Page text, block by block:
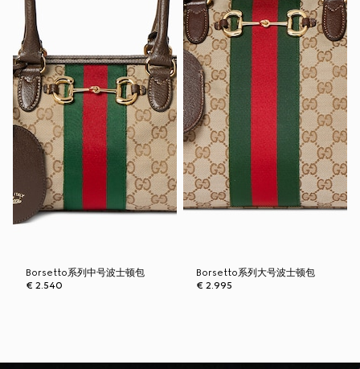
Borsetto系列中号波士顿包
€ 2.540
Borsetto系列大号波士顿包
€ 2.995